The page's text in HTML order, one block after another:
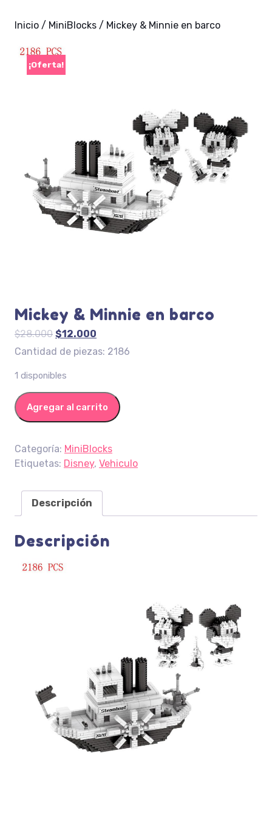
Inicio / MiniBlocks / Mickey & Minnie en barco
¡Oferta!
Mickey & Minnie en barco
$28.000 El
precio
era:
$28.000.
$12.000
precio
$12.000.
Cantidad de piezas: 2186
1 disponibles
Mickey & Minnie en barco cantidad
Agregar al carrito
Categoría: MiniBlocks
Etiquetas: Disney, Vehiculo
Descripción
Descripción